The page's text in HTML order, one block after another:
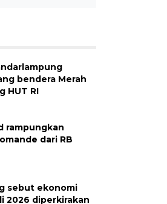
bendera Merah
HUT RI
rampungkan
dari RB
sebut ekonomi
2026 diperkirakan